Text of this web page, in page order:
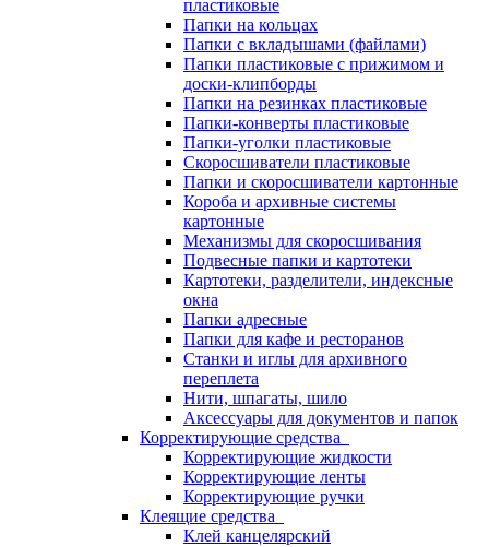
пластиковые
Папки на кольцах
Папки с вкладышами (файлами)
Папки пластиковые с прижимом и
доски-клипборды
Папки на резинках пластиковые
Папки-конверты пластиковые
Папки-уголки пластиковые
Скоросшиватели пластиковые
Папки и скоросшиватели картонные
Короба и архивные системы
картонные
Механизмы для скоросшивания
Подвесные папки и картотеки
Картотеки, разделители, индексные
окна
Папки адресные
Папки для кафе и ресторанов
Станки и иглы для архивного
переплета
Нити, шпагаты, шило
Аксессуары для документов и папок
Корректирующие средства
Корректирующие жидкости
Корректирующие ленты
Корректирующие ручки
Клеящие средства
Клей канцелярский